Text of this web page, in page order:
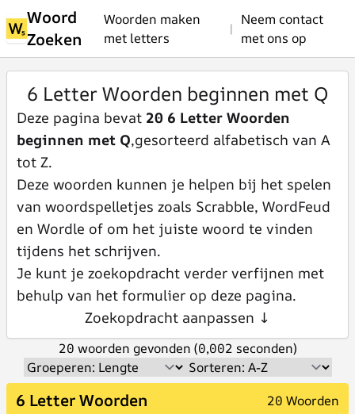
Woord
Zoeken
Woorden maken
met letters
|
Neem contact
met ons op
6 Letter Woorden beginnen met Q
Deze pagina bevat 20 6 Letter Woorden
beginnen met Q,gesorteerd alfabetisch van A
tot Z.
Deze woorden kunnen je helpen bij het spelen
van woordspelletjes zoals Scrabble, WordFeud
en Wordle of om het juiste woord te vinden
tijdens het schrijven.
Je kunt je zoekopdracht verder verfijnen met
behulp van het formulier op deze pagina.
Zoekopdracht aanpassen ↓
20 woorden gevonden (0,002 seconden)
6 Letter Woorden 20 Woorden